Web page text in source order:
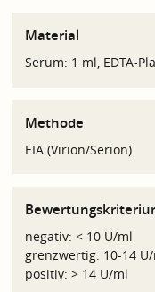
Material
Serum: 1 ml, EDTA-
Methode
EIA (Virion/Serion)
negativ: < 10 U/ml
grenzwertig: 10-14
positiv: > 14 U/ml